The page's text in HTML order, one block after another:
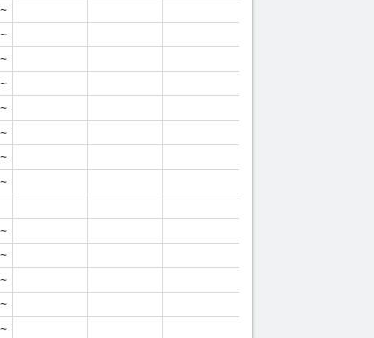
~
~
~
~
~
~
~
~
~
~
~
~
~